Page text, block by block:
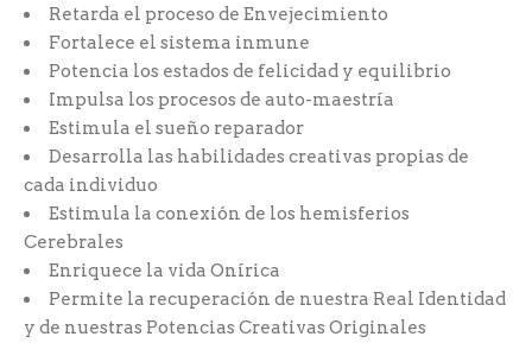
Retarda el proceso de Envejecimiento
Fortalece el sistema inmune
Potencia los estados de felicidad y equilibrio
Impulsa los procesos de auto-maestría
Estimula el sueño reparador
Desarrolla las habilidades creativas propias de
cada individuo
Estimula la conexión de los hemisferios
Cerebrales
Enriquece la vida Onírica
Permite la recuperación de nuestra Real Identidad
y de nuestras Potencias Creativas Originales